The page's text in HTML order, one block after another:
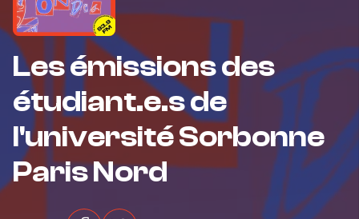
Les émissions des
étudiant.e.s de
l'université Sorbonne
Paris Nord